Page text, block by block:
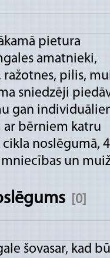
pietura
amatnieki,
pilis,
sniedzēji
gan
bērniem katru
noslēgumā,
un
[0]
šovasar, kad